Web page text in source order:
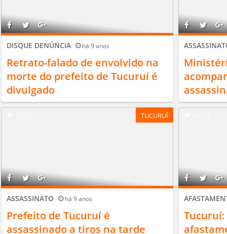
DISQUE DENÚNCIA há 9 anos
Retrato-falado de envolvido na
morte do prefeito de Tucuruí é
divulgado
TUCURUÍ
ASSASSINATO há 9 anos
Prefeito de Tucuruí é
assassinado a tiros na tarde